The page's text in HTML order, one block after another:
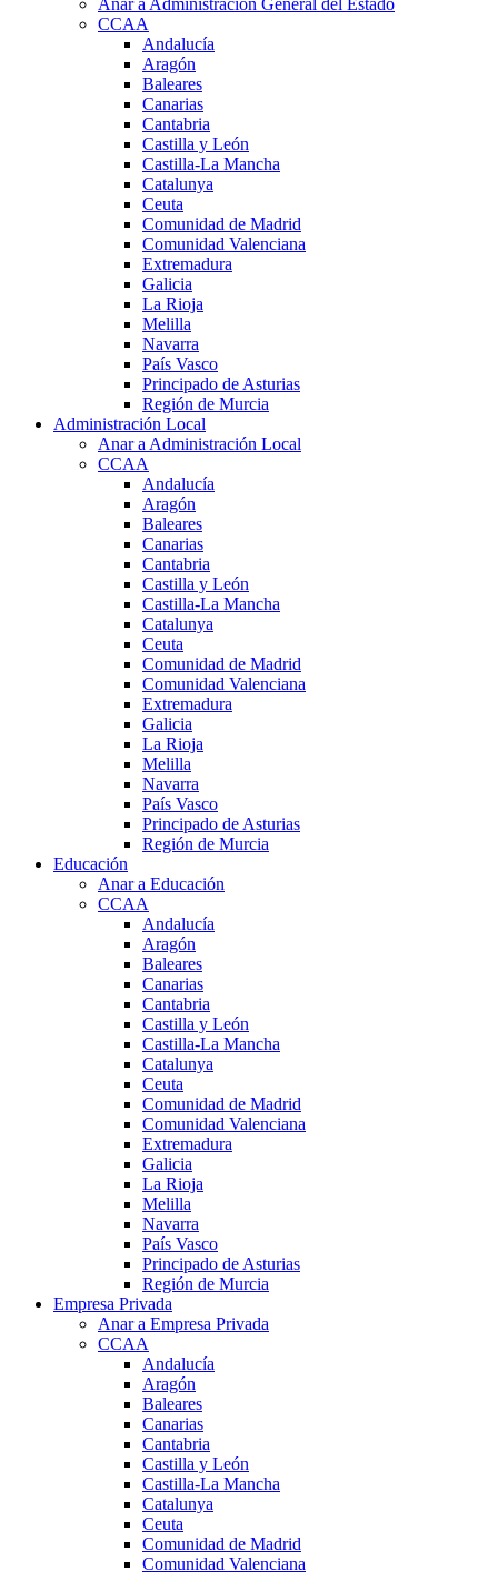
CCAA
Andalucía
Aragón
Baleares
Canarias
Cantabria
Castilla y León
Castilla-La Mancha
Catalunya
Ceuta
Comunidad de Madrid
Comunidad Valenciana
Extremadura
Galicia
La Rioja
Melilla
Navarra
País Vasco
Principado de Asturias
Región de Murcia
Administración Local
Anar a Administración Local
CCAA
Andalucía
Aragón
Baleares
Canarias
Cantabria
Castilla y León
Castilla-La Mancha
Catalunya
Ceuta
Comunidad de Madrid
Comunidad Valenciana
Extremadura
Galicia
La Rioja
Melilla
Navarra
País Vasco
Principado de Asturias
Región de Murcia
Educación
Anar a Educación
CCAA
Andalucía
Aragón
Baleares
Canarias
Cantabria
Castilla y León
Castilla-La Mancha
Catalunya
Ceuta
Comunidad de Madrid
Comunidad Valenciana
Extremadura
Galicia
La Rioja
Melilla
Navarra
País Vasco
Principado de Asturias
Región de Murcia
Empresa Privada
Anar a Empresa Privada
CCAA
Andalucía
Aragón
Baleares
Canarias
Cantabria
Castilla y León
Castilla-La Mancha
Catalunya
Ceuta
Comunidad de Madrid
Comunidad Valenciana